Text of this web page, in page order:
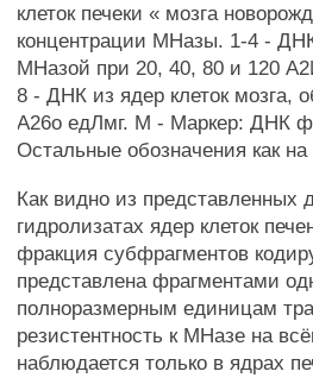
клеток печеки « мозга
концентрации МНазы. 1-4 -
МНазой при 20, 40, 80 и 120
8 - ДНК из ядер клеток мозга,
А26о едЛмг. М - Маркер: ДНК
Остальные обозначения как
Как видно из
гидролизатах ядер клеток
фракция субфрагментов
представлена фрагментами
полноразмерным единицам
резистентность к МНазе на
наблюдается только в ядрах